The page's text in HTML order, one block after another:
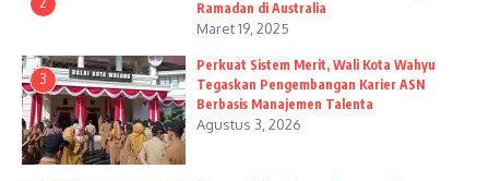
Ramadan di Australia
Maret 19, 2025
3
Perkuat Sistem Merit, Wali Kota Wahyu
Tegaskan Pengembangan Karier ASN
Berbasis Manajemen Talenta
Agustus 3, 2026